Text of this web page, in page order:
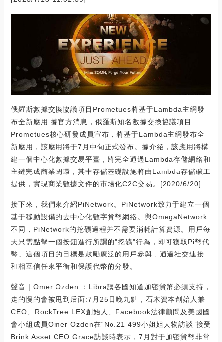
俄羅斯數據交換協議項目Prometues將基于Lambda主網發
布全新應用:據官方消息，俄羅斯知名數據交換協議項目
Prometues核心研發成員宣布，將基于Lambda主網發布全
新應用，該應用將于7月中旬正式發布。據介紹，該應用將構
建一個中心化數據交易平臺，將完全通過Lambda存儲網絡和
主鏈完成商業閉環，其中存儲基礎設施將由Lambda存儲礦工
提供，實現商業數據文件的市場化C2C交易。[2020/6/20]
接下來，我們來介紹PiNetwork。PiNetwork致力于建立一個
基于移動設備的去中心化數字貨幣網絡。與OmegaNetwork
不同，PiNetwork的挖礦過程并不需要消耗計算資源。用戶每
天只需點擊一個按鈕進行所謂的"挖礦"行為，即可獲取Pi幣代
幣。這個項目的目標是鼓勵廣泛的用戶參與，通過社交連接
和相互信任來平衡和保護代幣的分發。
聲音 | Omer Ozden:：Libra讓各國知道加密貨幣必須支持，
走的慢的會被甩到后面:7月25日晚九點，石木資本創始人兼
CEO、RockTree LEX創始人、Facebook法律顧問及美國國
會小組成員Omer Ozden在“No.21 499小姐姐人物訪談”接受
Brink Asset CEO Grace訪談時表示，7月對于加密貨幣非常